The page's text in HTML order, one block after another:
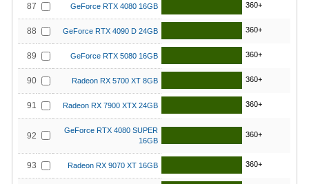
87 GeForce RTX 4080 16GB 360+
88 GeForce RTX 4090 D 24GB 360+
89 GeForce RTX 5080 16GB 360+
90 Radeon RX 5700 XT 8GB 360+
91 Radeon RX 7900 XTX 24GB 360+
92
GeForce RTX 4080 SUPER
16GB
360+
93 Radeon RX 9070 XT 16GB 360+